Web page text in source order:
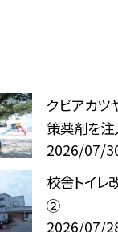
クビアカツ
策薬剤を注
2026/07/
校舎トイレ
②
2026/07/